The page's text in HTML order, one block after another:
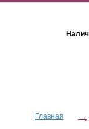
Главная →